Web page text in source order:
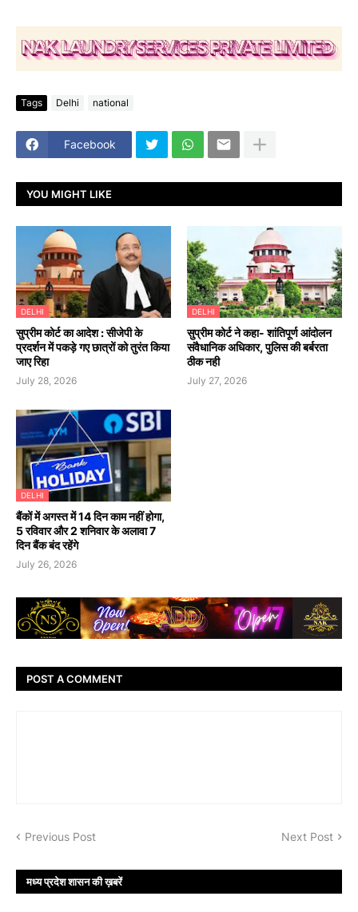
Tags Delhi national
Facebook
YOU MIGHT LIKE
DELHI
सुप्रीम कोर्ट का आदेश : सीजेपी के
प्रदर्शन में पकड़े गए छात्रों को तुरंत किया
जाए रिहा
July 28, 2026
DELHI
सुप्रीम कोर्ट ने कहा- शांतिपूर्ण आंदोलन
संवैधानिक अधिकार, पुलिस की बर्बरता
ठीक नही
July 27, 2026
DELHI
बैंकों में अगस्त में 14 दिन काम नहीं होगा,
5 रविवार और 2 शनिवार के अलावा 7
दिन बैंक बंद रहेंगे
July 26, 2026
POST A COMMENT
Previous Post Next Post
मध्य प्रदेश शासन की ख़बरें